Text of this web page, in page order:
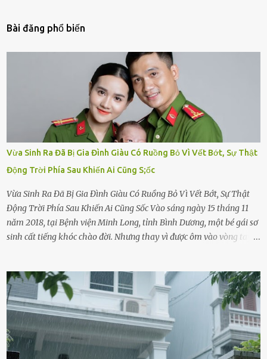
Bài đăng phổ biến
Vừa Sinh Ra Đã Bị Gia Đình Giàu Có Ruồng Bỏ Vì Vết Bớt, Sự Thật
Động Trời Phía Sau Khiến Ai Cũng S;ốc
Vừa Sinh Ra Đã Bị Gia Đình Giàu Có Ruồng Bỏ Vì Vết Bớt, Sự Thật
Động Trời Phía Sau Khiến Ai Cũng Sốc Vào sáng ngày 15 tháng 11
năm 2018, tại Bệnh viện Minh Long, tỉnh Bình Dương, một bé gái sơ
sinh cất tiếng khóc chào đời. Nhưng thay vì được ôm vào vòng tay
hảo, địa vị cao sang của ông Trần Quốc Tùng xem như điềm gở. Ông
Tùng, một doanh nhân quyền lực có tiếng ở Bình Dương, cùng vợ là
bà Đỗ Thị Nga, lập tức ra quyết định nhẫn tâm: bỏ lại đứa trẻ. Họ
viện cớ “không đủ khả năng nuôi dưỡng” và ký vào giấy từ chối
quyền giám hộ, yêu cầu bệnh viện xử lý bé như một trường hợp bị
bỏ rơi. Trong khi ấy, con gái ruột của họ – Trần Lệ Mi – vẫn đang